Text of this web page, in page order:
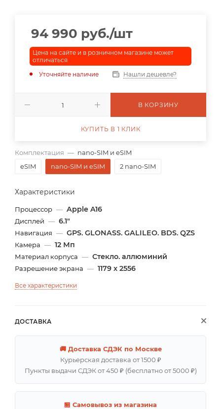
Комплектация — nano-SIM и eSIM
eSIM
nano-SIM и eSIM 2 nano-SIM
Характеристики
Процессор — Apple A16
Дисплей — 6.1"
Навигация — GPS. GLONASS. GALILEO. BDS. QZS
Камера — 12 Мп
Материал корпуса — Стекло. аллюминий
Разрешение экрана — 1179 x 2556
Все характеристики
ДОСТАВКА
🚚 Доставка СДЭК по Москве
Курьерская доставка от 1500 ₽
Пункты выдачи СДЭК от 450 ₽ (бесплатно от 5000 ₽)
🏪 Самовывоз из магазина
94 990 руб./шт
Цена на сайте и в розничном магазине может
отличаться
Уточняйте наличие
Нашли дешевле?
В КОРЗИНУ
КУПИТЬ В 1 КЛИК